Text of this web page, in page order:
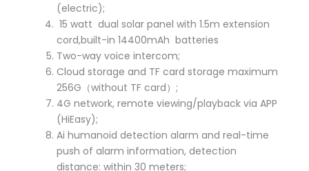
(electric);
15 watt dual solar panel with 1.5m extension
cord,built-in 14400mAh batteries
Two-way voice intercom;
Cloud storage and TF card storage maximum
256G（without TF card）;
4G network, remote viewing/playback via APP
(HiEasy);
Ai humanoid detection alarm and real-time
push of alarm information, detection
distance: within 30 meters;